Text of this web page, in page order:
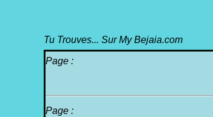
Tu Trouves... Sur My Bejaia.com
Page :
Page :